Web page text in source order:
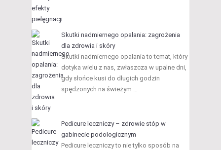
Skutki nadmiernego opalania: zagrożenia
dla zdrowia i skóry
Skutki nadmiernego opalania to temat, który
dotyka wielu z nas, zwłaszcza w upalne dni,
gdy słońce kusi do długich godzin
spędzonych na świeżym …
Pedicure leczniczy – zdrowie stóp w
gabinecie podologicznym
Pedicure leczniczy to nie tylko sposób na